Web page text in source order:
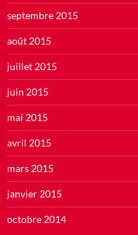
septembre 2015
août 2015
juillet 2015
juin 2015
mai 2015
avril 2015
mars 2015
janvier 2015
octobre 2014